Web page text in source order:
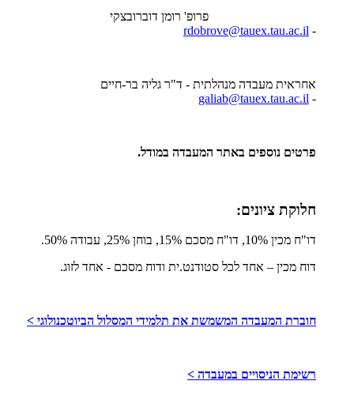
פרופ' רומן דוברובצקי
-
rdobrove@tauex.tau.ac.il
אחראית מעבדה מנהלתית - ד"ר גליה בר-חיים
-
galiab@tauex.tau.ac.il
פרטים נוספים באתר המעבדה במודל.
חלוקת ציונים:
דו"ח מכין 10%, דו"ח מסכם 15%, בוחן 25%, עבודה 50%.
דוח מכין – אחד לכל סטודנט.ית ודוח מסכם - אחד לזוג.
חוברת המעבדה המשמשת את תלמידי המסלול הביוטכנולוגי >
רשימת הניסויים במעבדה >